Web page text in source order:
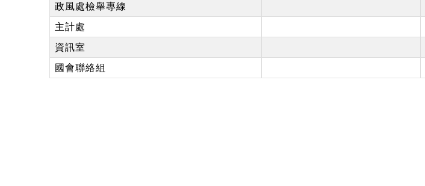
政風處檢舉專線
主計處
資訊室
國會聯絡組